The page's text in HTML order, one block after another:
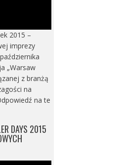
2015 –
imprezy
„Warsaw
z branżą
na
na te
DAYS 2015